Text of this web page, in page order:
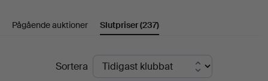
som här kan nämnas. Det i samma andetag som ett
Berndt Friberg, ett Surfboard table av Charles Eames,
en åtråvärd elefant av Lisa Larson, en Bagatelle-vas
Pågående auktioner Slutpriser(237)
SlutpriserSortera